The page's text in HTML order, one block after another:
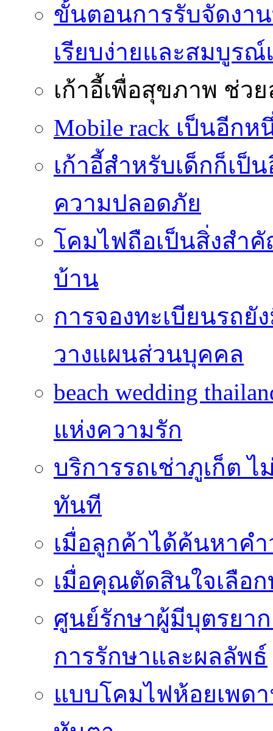
ขั้นตอนการรับจัดงา
เรียบง่ายและสมบูร
เก้าอี้เพื่อสุขภาพ ช่วย
Mobile rack เป็นอีก
เก้าอี้สำหรับเด็กก็เป็
ความปลอดภัย
โคมไฟถือเป็นสิ่งสำ
บ้าน
การจองทะเบียนรถ
วางแผนส่วนบุคคล
beach wedding
แห่งความรัก
บริการรถเช่าภูเก็ต ไ
ทันที
เมื่อลูกค้าได้ค้นหาค
เมื่อคุณตัดสินใจเลือ
ศูนย์รักษาผู้มีบุตรยาก
การรักษาและผลลัพธ์
แบบโคมไฟห้อยเพด